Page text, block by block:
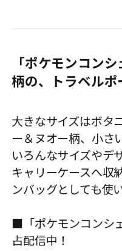
「ポケモンコン
柄の、トラベルポ
大きなサイズはボタ
ー＆ヌオー柄、小さ
いろんなサイズやデ
キャリーケースへ収
ンバッグとしても使
■「ポケモンコンシ
占配信中！